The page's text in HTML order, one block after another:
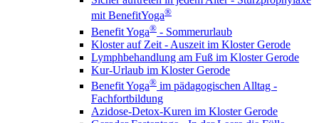
mit BenefitYoga®
Benefit Yoga® - Sommerurlaub
Kloster auf Zeit - Auszeit im Kloster Gerode
Lymphbehandlung am Fuß im Kloster Gerode
Kur-Urlaub im Kloster Gerode
Benefit Yoga® im pädagogischen Alltag -
Fachfortbildung
Azidose-Detox-Kuren im Kloster Gerode